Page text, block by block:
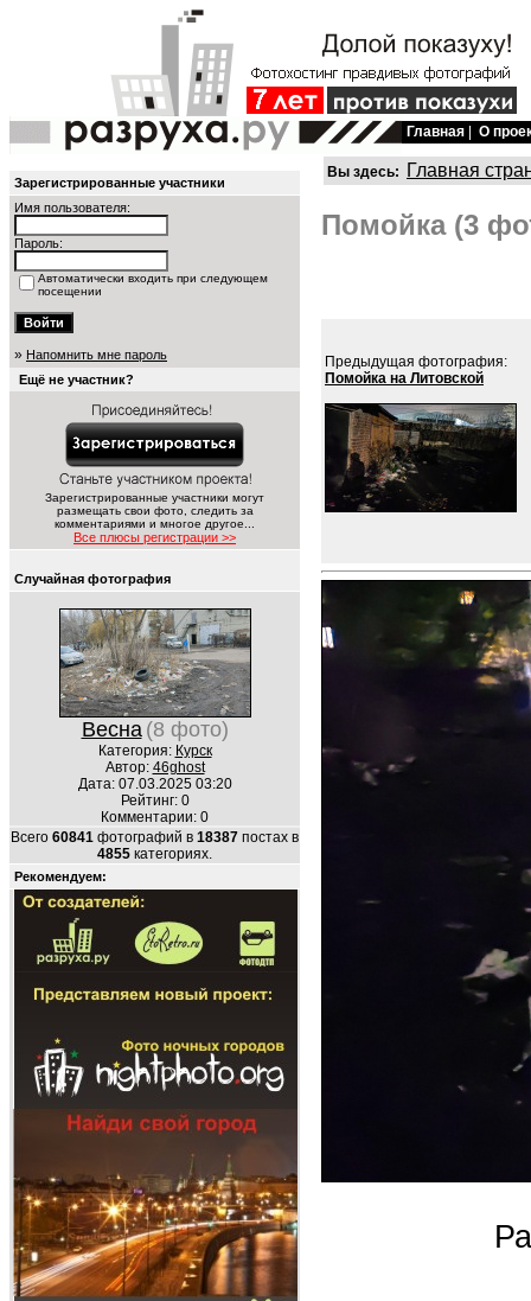
Главная О
Зарегистрированные участники
Имя пользователя:
Пароль:
Автоматически входить при следующем
посещении
» Напомнить мне пароль
Ещё не участник?
Зарегистрированные участники могут
размещать свои фото, следить за
комментариями и многое другое...
Все плюсы регистрации >>
Случайная фотография
Весна (8 фото)
Категория: Курск
Автор: 46ghost
Дата: 07.03.2025 03:20
Рейтинг: 0
Комментарии: 0
Всего 60841 фотографий в 18387 постах в
4855 категориях.
Рекомендуем:
Вы здесь: Главная
Помойка (3
Предыдущая фотография:
Помойка на Литовской